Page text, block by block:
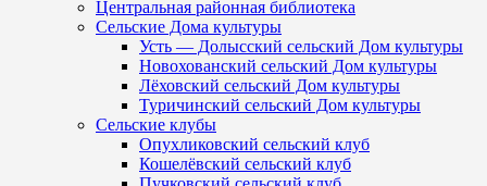
Центральная районная библиотека
Сельские Дома культуры
Усть — Долысский сельский Дом культуры
Новохованский сельский Дом культуры
Лёховский сельский Дом культуры
Туричинский сельский Дом культуры
Сельские клубы
Опухликовский сельский клуб
Кошелёвский сельский клуб